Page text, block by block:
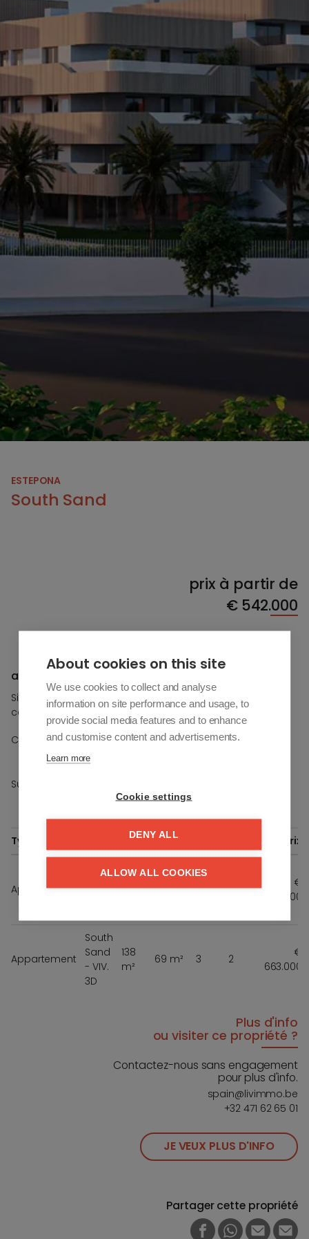
ESTEPONA
South Sand
prix à partir de
€542.000
Streetview
a vendre À Estepona
Si vous souhaitez plus d'informations sur cette propriété,
contactez-nous.
Chambres à coucher
- / +
Sur étage -
Type Opp. Terras Prix
Appartement
South
43 m² 2 1
€
571.000
Appartement
South
Sand
- VIV.
3D
138
m²
69 m² 3 2
€
663.000
Plus d'info
ou visiter ce propriété ?
Contactez-nous sans engagement
pour plus d'info.
spain@livimmo.be
+32 471 62 65 01
JE VEUX PLUS D'INFO
Partager cette propriété
About cookies on this site
We use cookies to collect and analyse
information on site performance and usage, to
provide social media features and to enhance
and customise content and advertisements.
Learn more
Cookie settings
DENY ALL
ALLOW ALL COOKIES